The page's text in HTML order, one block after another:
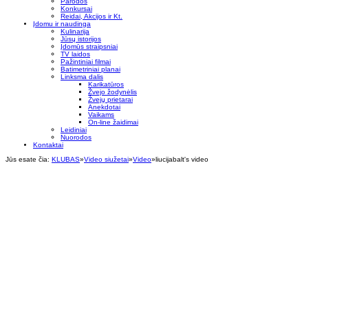
Konkursai
Reidai, Akcijos ir Kt.
Įdomu ir naudinga
Kulinarija
Jūsų istorijos
Įdomūs straipsniai
TV laidos
Pažintiniai filmai
Batimetriniai planai
Linksma dalis
Karikatūros
Žvejo žodynėlis
Žvejų prietarai
Anekdotai
Vaikams
On-line žaidimai
Leidiniai
Nuorodos
Kontaktai
Jūs esate čia: KLUBAS»Video siužetai»Video»liucijabalt's video